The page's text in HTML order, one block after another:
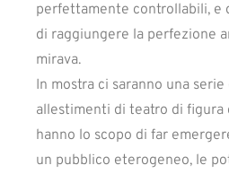
perfettamente controllabili, e
di raggiungere la perfezione
mirava.
In mostra ci saranno una serie
allestimenti di teatro di figura
hanno lo scopo di far
un pubblico eterogeneo, le